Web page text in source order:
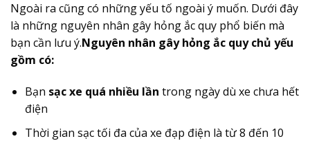
Ngoài ra cũng có những yếu tố ngoài ý muốn. Dưới đây
là những nguyên nhân gây hỏng ắc quy phổ biến mà
bạn cần lưu ý.Nguyên nhân gây hỏng ắc quy chủ yếu
gồm có:
Bạn sạc xe quá nhiều lần trong ngày dù xe chưa hết
điện
Thời gian sạc tối đa của xe đạp điện là từ 8 đến 10